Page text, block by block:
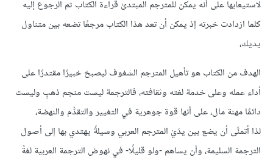
لاستيعابها على أنه يمكن للمترجم المبتدئ قراءة الكتاب ثم الرجوع إليه
كلما ازدادت خبرته إذ يمكن أن تعد هذا الكتاب مرجعًا تضعه بين متناول
يديك،
الهدف من الكتاب هو تأهيل المترجم الشغوف ليصبحَ خبيرًا مقتدرًا على
أداء عمله وعلى خدمة لغته وثقافته، فالترجمة ليست منجم ذهبٍ وليست
دائمًا مهنة مال، على أنها قوة جوهرية في التغيير والتقدُّم والنهضة،
لذا أتمنَّى أن يضع بين يدَيْ المترجم العربي وسيلةً يهتدي بها إلى أصول
الترجمة السليمة، وأن يساهم -ولو قليلًا- في نهوض الترجمة العربية لغةً